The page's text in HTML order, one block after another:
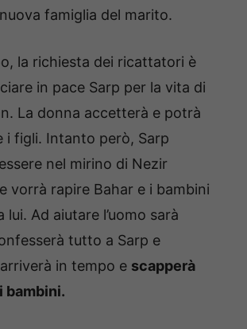
famiglia del marito.
la richiesta dei ricattatori è
in pace Sarp per la vita di
La donna accetterà e potrà
i figli. Intanto però, Sarp
nel mirino di Nezir
vorrà rapire Bahar e i bambini
lui. Ad aiutare l’uomo sarà
tutto a Sarp e
in tempo e scapperà
bambini.